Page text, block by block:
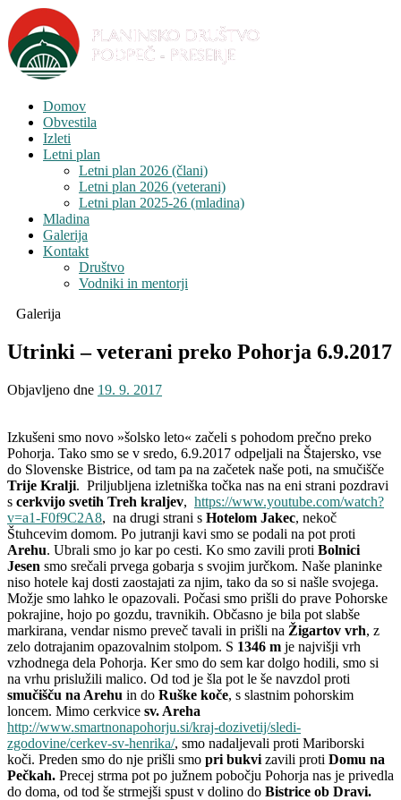
Domov
Obvestila
Izleti
Letni plan
Letni plan 2026 (člani)
Letni plan 2026 (veterani)
Letni plan 2025-26 (mladina)
Mladina
Galerija
Kontakt
Društvo
Vodniki in mentorji
Galerija
Utrinki – veterani preko Pohorja 6.9.2017
Objavljeno dne 19. 9. 2017
Izkušeni smo novo »šolsko leto« začeli s pohodom prečno preko
Pohorja. Tako smo se v sredo, 6.9.2017 odpeljali na Štajersko, vse
do Slovenske Bistrice, od tam pa na začetek naše poti, na smučišče
Trije Kralji. Priljubljena izletniška točka nas na eni strani pozdravi
s cerkvijo svetih Treh kraljev, https://www.youtube.com/watch?
v=a1-F0f9C2A8, na drugi strani s Hotelom Jakec, nekoč
Štuhcevim domom. Po jutranji kavi smo se podali na pot proti
Arehu. Ubrali smo jo kar po cesti. Ko smo zavili proti Bolnici
Jesen smo srečali prvega gobarja s svojim jurčkom. Naše planinke
niso hotele kaj dosti zaostajati za njim, tako da so si našle svojega.
Možje smo lahko le opazovali. Počasi smo prišli do prave Pohorske
pokrajine, hojo po gozdu, travnikih. Občasno je bila pot slabše
markirana, vendar nismo preveč tavali in prišli na Žigartov vrh, z
zelo dotrajanim opazovalnim stolpom. S 1346 m je najvišji vrh
vzhodnega dela Pohorja. Ker smo do sem kar dolgo hodili, smo si
na vrhu prislužili malico. Od tod je šla pot le še navzdol proti
smučišču na Arehu in do Ruške koče, s slastnim pohorskim
loncem. Mimo cerkvice sv. Areha
http://www.smartnonapohorju.si/kraj-dozivetij/sledi-
zgodovine/cerkev-sv-henrika/, smo nadaljevali proti Mariborski
koči. Preden smo do nje prišli smo pri bukvi zavili proti Domu na
Pečkah. Precej strma pot po južnem pobočju Pohorja nas je privedla
do doma, od tod še strmejši spust v dolino do Bistrice ob Dravi.